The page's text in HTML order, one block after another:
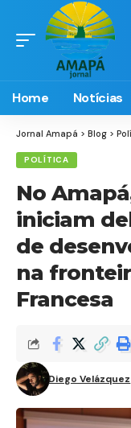
Home Notícias
Jornal Amapá > Blog >
POLÍTICA
No
iniciam
de
na
Francesa
Diego Velázquez